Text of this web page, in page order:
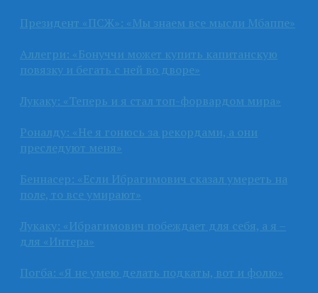
Президент «ПСЖ»: «Мы знаем все мысли Мбаппе»
Аллегри: «Бонуччи может купить капитанскую
повязку и бегать с ней во дворе»
Лукаку: «Теперь и я стал топ-форвардом мира»
Роналду: «Не я гонюсь за рекордами, а они
преследуют меня»
Беннасер: «Если Ибрагимович сказал умереть на
поле, то все умирают»
Лукаку: «Ибрагимович побеждает для себя, а я –
для «Интера»
Погба: «Я не умею делать подкаты, вот и фолю»